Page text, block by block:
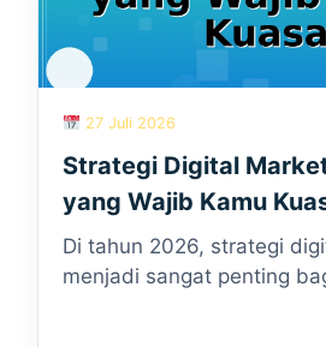
27 Juli 2026
Strategi Digital
yang Wajib Kamu
Di tahun 2026, strategi
menjadi sangat penting